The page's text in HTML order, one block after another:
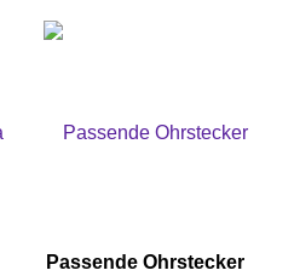
Passende Ohrstecker